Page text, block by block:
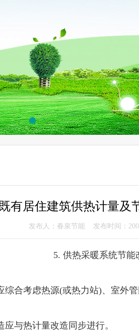
有居住建筑供热计量及
发布人：春泉节能 发布时间：
5. 供热采暖系统节能
合考虑热源(或热力站)、室外
与热计量改造同步进行。